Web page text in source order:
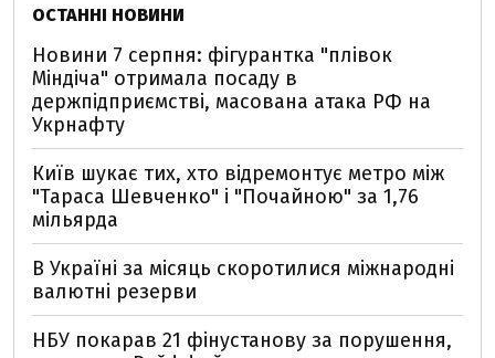
ОСТАННІ НОВИНИ
Новини 7 серпня: фігурантка "плівок
Міндіча" отримала посаду в
держпідприємстві, масована атака РФ на
Укрнафту
Київ шукає тих, хто відремонтує метро між
"Тараса Шевченко" і "Почайною" за 1,76
мільярда
В Україні за місяць скоротилися міжнародні
валютні резерви
НБУ покарав 21 фінустанову за порушення,